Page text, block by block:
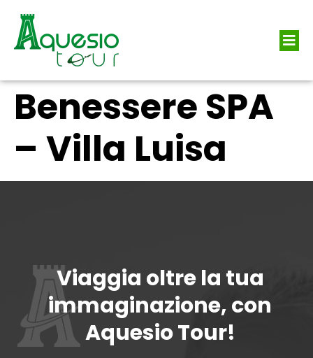
Benessere SPA
– Villa Luisa
Viaggia oltre la tua
immaginazione, con
Aquesio Tour!